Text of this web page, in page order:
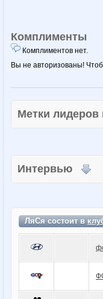
Комплименты
Комплиментов нет.
Вы не авторизованы!
Метки лидеров
Интервью
ЛяСя состоит в